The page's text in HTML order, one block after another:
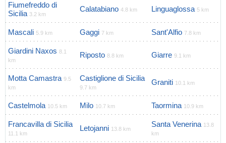
Fiumefreddo di
Sicilia 3.2 km
Calatabiano 4.8 km Linguaglossa 5 km
Mascali 5.9 km Gaggi 7 km Sant'Alfio 7.8 km
Giardini Naxos 8.1
km
Riposto 8.8 km Giarre 9.1 km
Motta Camastra 9.5
km
Castiglione di Sicilia
9.7 km
Graniti 10.1 km
Castelmola 10.5 km Milo 10.7 km Taormina 10.9 km
Francavilla di Sicilia
11.1 km
Letojanni 13.8 km
Santa Venerina 13.8
km